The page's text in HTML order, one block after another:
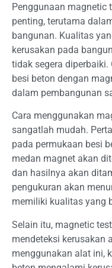
Penggunaan magnetic
penting, terutama
bangunan. Kualitas
kerusakan pada
tidak segera
besi beton dengan
dalam pembangunan
Cara menggunakan
sangatlah mudah.
pada permukaan besi
medan magnet akan
dan hasilnya akan
pengukuran akan
memiliki kualitas yang
Selain itu, magnetic
mendeteksi kerusakan
menggunakan alat ini,